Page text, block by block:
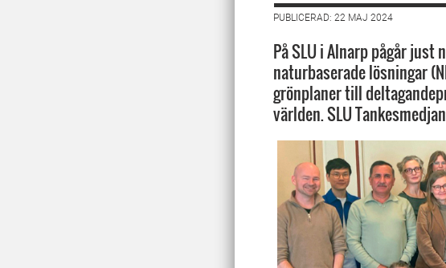
PUBLICERAD: 22 MAJ 2024
På SLU i Alnarp pågår
naturbaserade lösningar
grönplaner till
världen. SLU